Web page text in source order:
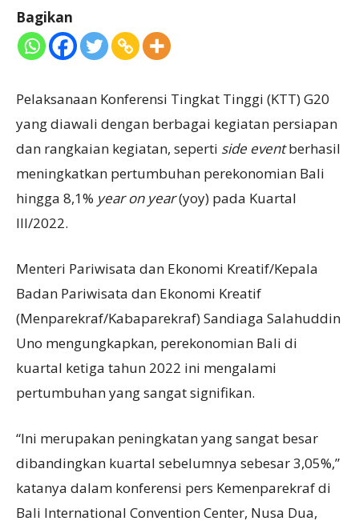
Bagikan
Pelaksanaan Konferensi Tingkat Tinggi (KTT) G20
yang diawali dengan berbagai kegiatan persiapan
dan rangkaian kegiatan, seperti side eventberhasil
meningkatkan pertumbuhan perekonomian Bali
hingga 8,1% year on year(yoy) pada Kuartal
III/2022.
Menteri Pariwisata dan Ekonomi Kreatif/Kepala
Badan Pariwisata dan Ekonomi Kreatif
(Menparekraf/Kabaparekraf) Sandiaga Salahuddin
Uno mengungkapkan, perekonomian Bali di
kuartal ketiga tahun 2022 ini mengalami
pertumbuhan yang sangat signifikan.
“Ini merupakan peningkatan yang sangat besar
dibandingkan kuartal sebelumnya sebesar 3,05%,”
katanya dalam konferensi pers Kemenparekraf di
Bali International Convention Center, Nusa Dua,